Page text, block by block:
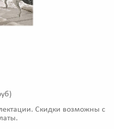
Скидки возможны с